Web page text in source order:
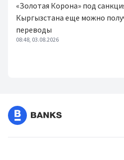
«Золотая Корона» под
Кыргызстана еще можно
переводы
08:48, 03.08.2026